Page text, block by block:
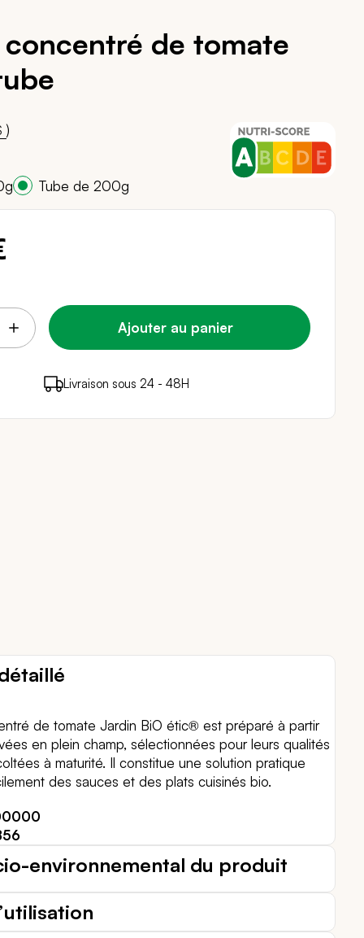
de tomate
)
Tube de 200g
Ajouter au panier
de fidélité (0,04 €)en achetant ce produit
Livraison sous 24 - 48H
Paiement sécurisé
de tomate Jardin BiO étic® est préparé à partir
en plein champ, sélectionnées pour leurs qualités
à maturité. Il constitue une solution pratique
des sauces et des plats cuisinés bio.
environnemental du produit